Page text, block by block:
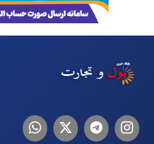
اینستاگرام
تلگرام توییترلینکدین